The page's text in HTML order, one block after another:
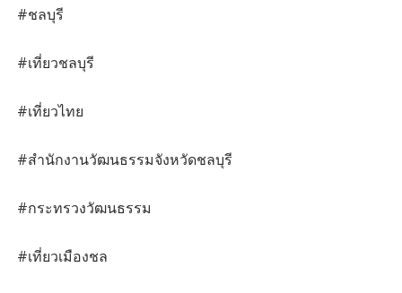
#ชลบุรี
#เที่ยวชลบุรี
#เที่ยวไทย
#สำนักงานวัฒนธรรมจังหวัดชลบุรี
#กระทรวงวัฒนธรรม
#เที่ยวเมืองชล